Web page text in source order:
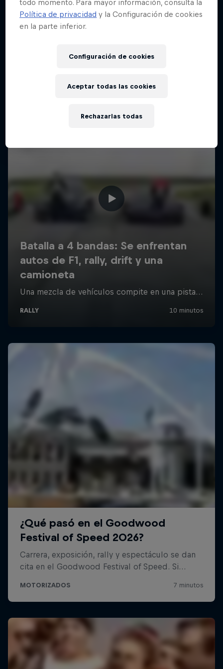
15 fotos
todo momento. Para mayor información, consulta la
Política de privacidad y la Configuración de cookies
en la parte inferior.
Configuración de cookies
Rechazarlas todas
Aceptar todas las cookies